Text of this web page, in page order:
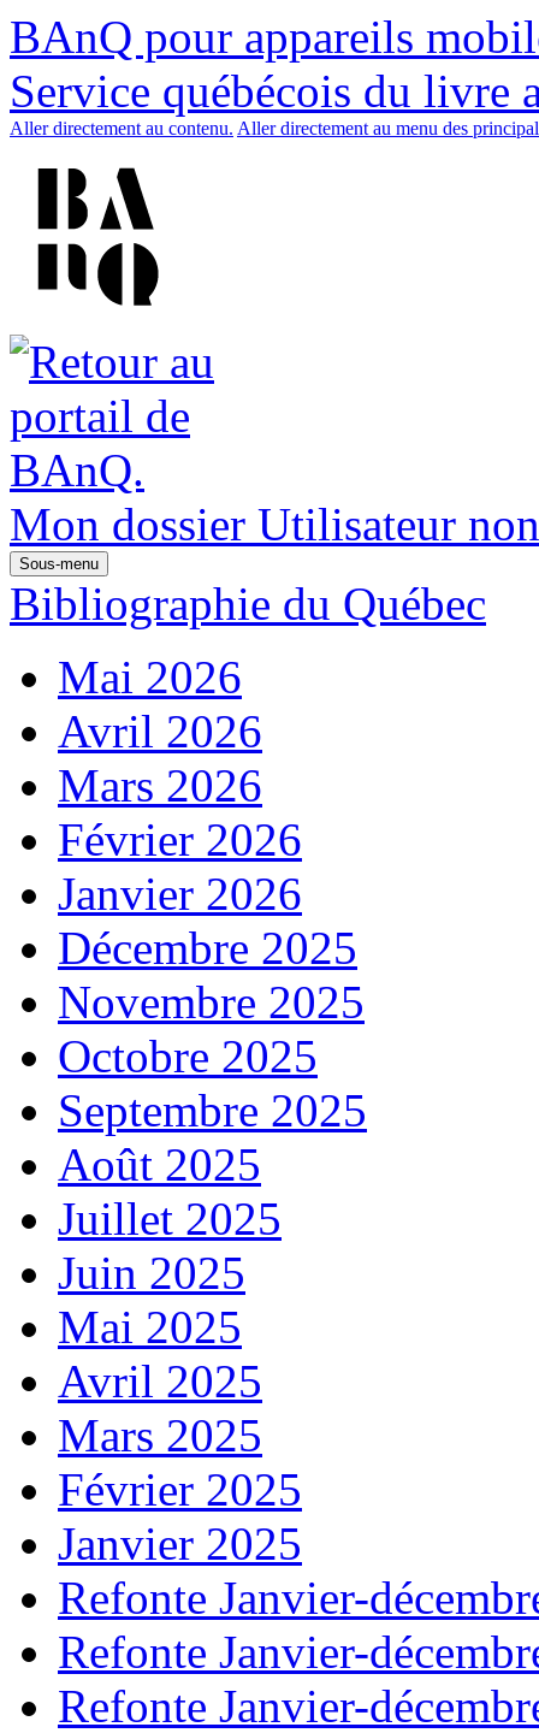
BAnQ pour appareils
Service québécois du livre
Aller directement au contenu. Aller directement au menu des
Mon dossier Utilisateur
Sous-menu
Bibliographie du Québec
Mai 2026
Avril 2026
Mars 2026
Février 2026
Janvier 2026
Décembre 2025
Novembre 2025
Octobre 2025
Septembre 2025
Août 2025
Juillet 2025
Juin 2025
Mai 2025
Avril 2025
Mars 2025
Février 2025
Janvier 2025
Refonte Janvier-
Refonte Janvier-
Refonte Janvier-